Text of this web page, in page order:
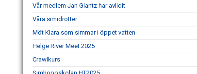
Vår medlem Jan Glantz har avlidit
Våra simidrotter
Möt Klara som simmar i öppet vatten
Helge River Meet 2025
Crawlkurs